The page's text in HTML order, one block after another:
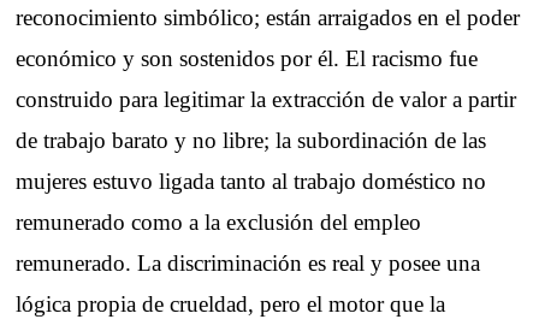
reconocimiento simbólico; están arraigados en el poder
económico y son sostenidos por él. El racismo fue
construido para legitimar la extracción de valor a partir
de trabajo barato y no libre; la subordinación de las
mujeres estuvo ligada tanto al trabajo doméstico no
remunerado como a la exclusión del empleo
remunerado. La discriminación es real y posee una
lógica propia de crueldad, pero el motor que la